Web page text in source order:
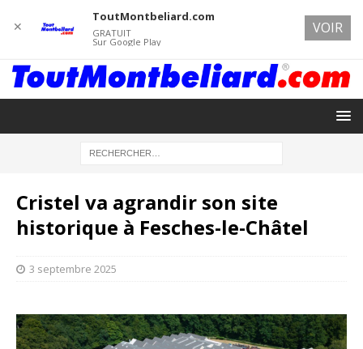
Cristel va agrandir son site
historique à Fesches-le-Châtel
3 septembre 2025
✕
ToutMontbeliard.com
GRATUIT
Sur Google Play
VOIR